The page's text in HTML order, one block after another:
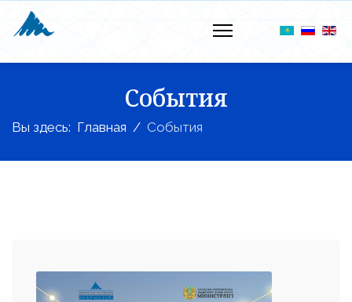
События
Вы здесь: Главная События